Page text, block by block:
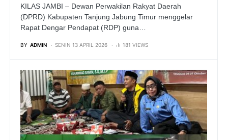
​KILAS JAMBI – Dewan Perwakilan Rakyat Daerah
(DPRD) Kabupaten Tanjung Jabung Timur menggelar
Rapat Dengar Pendapat (RDP) guna…
BY ADMIN SENIN 13 APRIL 2026 181 VIEWS